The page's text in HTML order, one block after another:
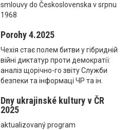
smlouvy do Československa v srpnu
1968
Porohy 4.2025
Чехія стає полем битви у гібридній
війні диктатур проти демократії:
аналіз щорічно-го звіту Служби
безпеки та інформаці ЧР та ін.
Dny ukrajinské kultury v ČR
2025
aktualizovaný program